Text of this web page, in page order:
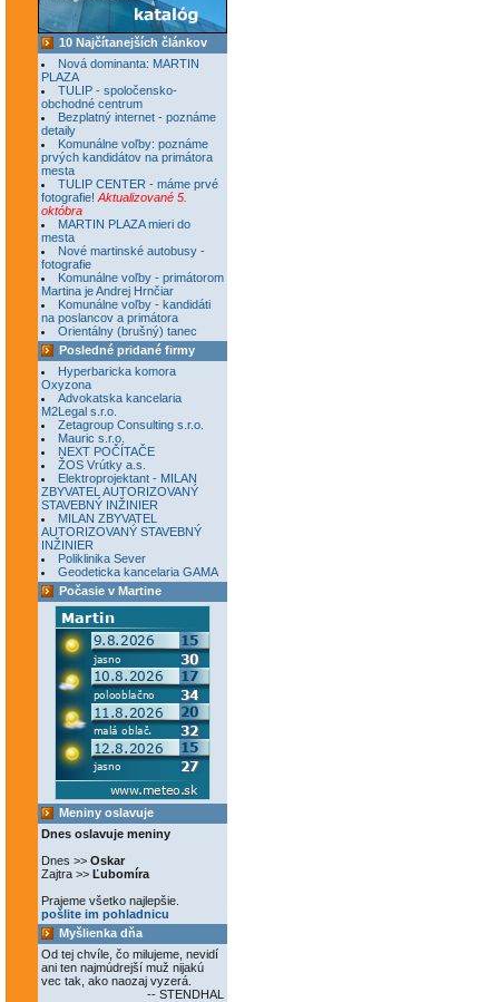
10 Najčítanejších článkov
Nová dominanta: MARTIN
PLAZA
TULIP - spoločensko-
obchodné centrum
Bezplatný internet - poznáme
detaily
Komunálne voľby: poznáme
prvých kandidátov na primátora
mesta
TULIP CENTER - máme prvé
fotografie! Aktualizované 5.
októbra
MARTIN PLAZA mieri do
mesta
Nové martinské autobusy -
fotografie
Komunálne voľby - primátorom
Martina je Andrej Hrnčiar
Komunálne voľby - kandidáti
na poslancov a primátora
Orientálny (brušný) tanec
Posledné pridané firmy
Hyperbaricka komora
Oxyzona
Advokatska kancelaria
M2Legal s.r.o.
Zetagroup Consulting s.r.o.
Mauric s.r.o.
NEXT POČÍTAČE
ŽOS Vrútky a.s.
Elektroprojektant - MILAN
ZBYVATEL AUTORIZOVANÝ
STAVEBNÝ INŽINIER
MILAN ZBYVATEL
AUTORIZOVANÝ STAVEBNÝ
INŽINIER
Poliklinika Sever
Geodeticka kancelaria GAMA
Počasie v Martine
Meniny oslavuje
Dnes oslavuje meniny
Dnes >> Oskar
Zajtra >> Ľubomíra
Prajeme všetko najlepšie.
pošlite im pohladnicu
Myšlienka dňa
Od tej chvíle, čo milujeme, nevidí
ani ten najmúdrejší muž nijakú
vec tak, ako naozaj vyzerá.
-- STENDHAL